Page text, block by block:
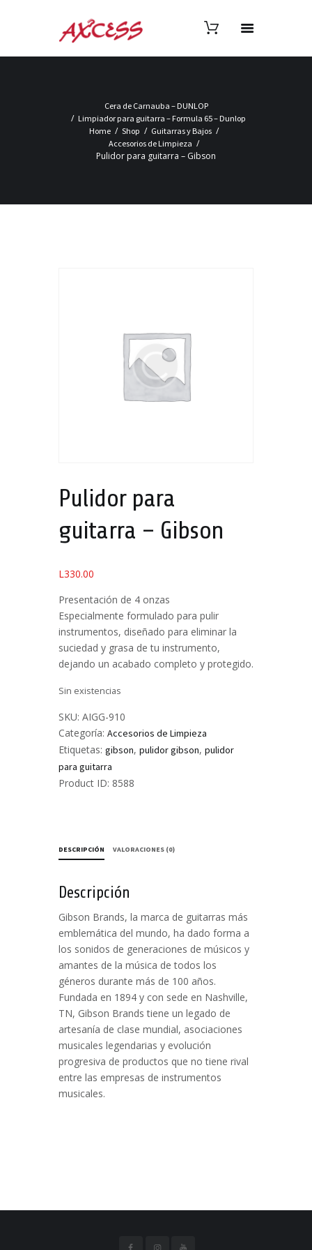
Cera de Carnauba – DUNLOP
Limpiador para guitarra – Formula 65 – Dunlop
Home
Shop
Guitarras y Bajos
Accesorios de Limpieza
Pulidor para guitarra – Gibson
Pulidor para
guitarra – Gibson
L330.00
Presentación de 4 onzas
Especialmente formulado para pulir
instrumentos, diseñado para eliminar la
suciedad y grasa de tu instrumento,
dejando un acabado completo y protegido.
Sin existencias
SKU: AIGG-910
Categoría: Accesorios de Limpieza
Etiquetas: gibson, pulidor gibson, pulidor
para guitarra
Product ID: 8588
DESCRIPCIÓN VALORACIONES (0)
Descripción
Gibson Brands, la marca de guitarras más
emblemática del mundo, ha dado forma a
los sonidos de generaciones de músicos y
amantes de la música de todos los
géneros durante más de 100 años.
Fundada en 1894 y con sede en Nashville,
TN, Gibson Brands tiene un legado de
artesanía de clase mundial, asociaciones
musicales legendarias y evolución
progresiva de productos que no tiene rival
entre las empresas de instrumentos
musicales.